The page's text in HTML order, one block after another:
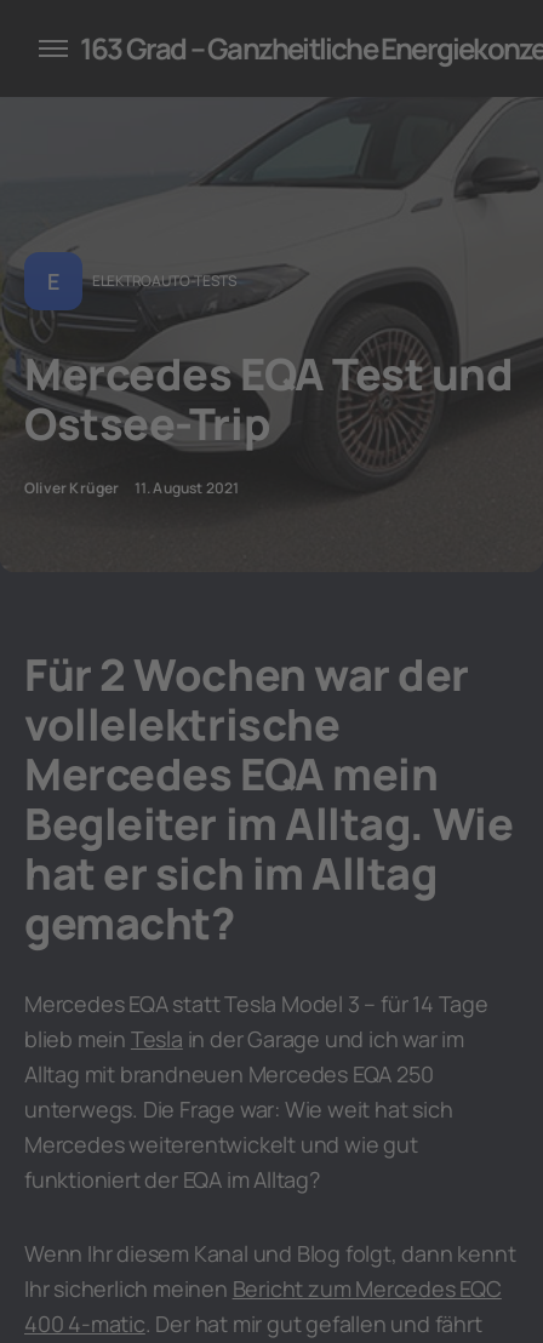
für Unternehmen
163 Grad – Ganzheitliche
E ELEKTROAUTO-TESTS
Mercedes EQA Test und
Ostsee-Trip
Oliver Krüger 11. August 2021
Für 2 Wochen war der
vollelektrische
Mercedes EQA mein
Begleiter im Alltag. Wie
hat er sich im Alltag
gemacht?
Mercedes EQA statt Tesla Model 3 – für 14 Tage
blieb mein Tesla in der Garage und ich war im
Alltag mit brandneuen Mercedes EQA 250
unterwegs. Die Frage war: Wie weit hat sich
Mercedes weiterentwickelt und wie gut
funktioniert der EQA im Alltag?
Wenn Ihr diesem Kanal und Blog folgt, dann kennt
Ihr sicherlich meinen Bericht zum Mercedes EQC
400 4-matic. Der hat mir gut gefallen und fährt